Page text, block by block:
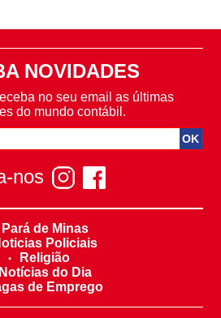
NOVIDADES
no seu email as últimas
do mundo contábil.
nos
Pará de Minas
Policiais
Religião
Notícias do Dia
de Emprego